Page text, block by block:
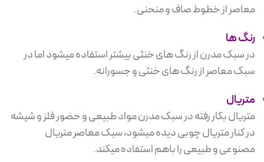
معاصر از خطوط صاف و منحنی.
رنگ ها
در سبک مدرن از رنگ های خنثی بیشتر استفاده میشود اما در
سبک معاصر از رنگ های خنثی و جسورانه.
متریال
متریال بکار رفته در سبک مدرن مواد طبیعی و حضور فلز و شیشه
در کنار متریال چوبی دیده میشود، سبک معاصر متریال
مصنوعی و طبیعی را باهم استفاده میکند.